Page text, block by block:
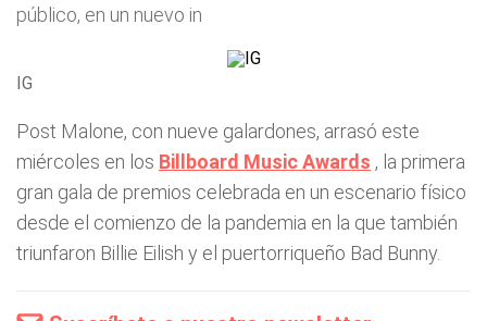
público, en un nuevo in
IG
Post Malone, con nueve galardones, arrasó este
miércoles en los Billboard Music Awards , la primera
gran gala de premios celebrada en un escenario físico
desde el comienzo de la pandemia en la que también
triunfaron Billie Eilish y el puertorriqueño Bad Bunny.